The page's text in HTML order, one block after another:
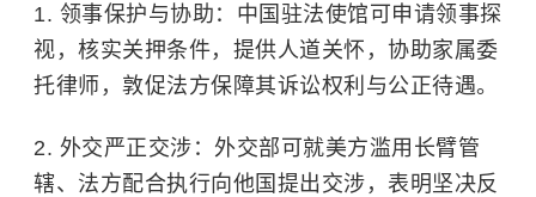
1. 领事保护与协助：中国驻法使馆可申请领事探
视，核实关押条件，提供人道关怀，协助家属委
托律师，敦促法方保障其诉讼权利与公正待遇。
2. 外交严正交涉：外交部可就美方滥用长臂管
辖、法方配合执行向他国提出交涉，表明坚决反